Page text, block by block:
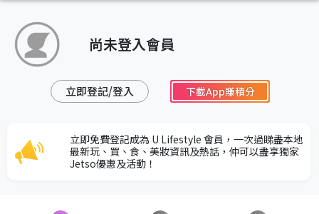
尚未登入會員
立即登記/登入 下載App賺積分
立即免費登記成為 U Lifestyle 會員，一次過睇盡本地
最新玩、買、食、美妝資訊及熱話，仲可以盡享獨家
Jetso優惠及活動！